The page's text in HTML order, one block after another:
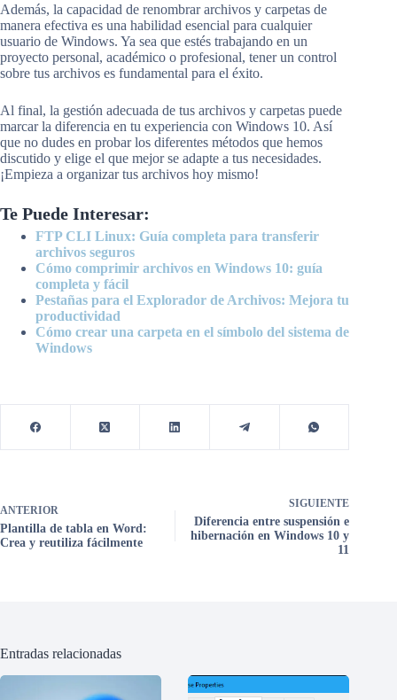
Además, la capacidad de renombrar archivos y carpetas de
manera efectiva es una habilidad esencial para cualquier
usuario de Windows. Ya sea que estés trabajando en un
proyecto personal, académico o profesional, tener un control
sobre tus archivos es fundamental para el éxito.
Al final, la gestión adecuada de tus archivos y carpetas puede
marcar la diferencia en tu experiencia con Windows 10. Así
que no dudes en probar los diferentes métodos que hemos
discutido y elige el que mejor se adapte a tus necesidades.
¡Empieza a organizar tus archivos hoy mismo!
Te Puede Interesar:
FTP CLI Linux: Guía completa para transferir
archivos seguros
Cómo comprimir archivos en Windows 10: guía
completa y fácil
Pestañas para el Explorador de Archivos: Mejora tu
productividad
Cómo crear una carpeta en el símbolo del sistema de
Windows
ANTERIOR
Plantilla de tabla en Word:
Crea y reutiliza fácilmente
SIGUIENTE
Diferencia entre suspensión e
hibernación en Windows 10 y
11
Entradas relacionadas